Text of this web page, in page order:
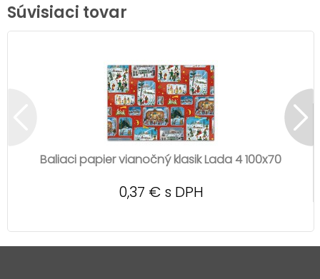
Súvisiaci tovar
Baliaci papier vianočný klasik Lada 4 100x70
0,37 € s DPH